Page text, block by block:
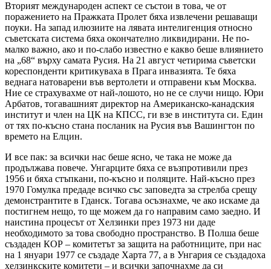
Вторият международен аспект се състои в това, че от
поражението на Пражката Пролет бяха извлечени решаващи
поуки. На запад илюзиите на лявата интелигенция относно
съветската система бяха окончателно ликвидирани. Не по-
малко важно, ако и по-слабо известно е какво беше влиянието
на „68“ върху самата Русия. На 21 август четирима съветски
кореспонденти критикуваха в Прага инвазията. Те бяха
веднага натоварени във вертолети и отправени към Москва.
Ние се страхувахме от най-лошото, но не се случи нищо. Юри
Арбатов, тогавашният директор на Американско-канадския
институт и член на ЦК на КПСС, ги взе в института си. Един
от тях по-късно стана посланик на Русия във Вашингтон по
времето на Елцин.
И все пак: за всички нас беше ясно, че така не може да
продължава повече. Унгарците бяха се възпротивили през
1956 и бяха стъпкани, по-късно и поляците. Най-късно през
1970 Гомулка предаде всичко със заповедта за стрелба срещу
демонстрантите в Гданск. Тогава осъзнахме, че ако искаме да
постигнем нещо, то ще можем да го направим само заедно. И
наистина процесът от Хелзинки през 1973 ни даде
необходимото за това свободно пространство. В Полша беше
създаден КОР – комитетът за защита на работниците, при нас
на 1 януари 1977 се създаде Харта 77, а в Унгария се създадоха
хелзинкските комитети – и всички започнахме да си